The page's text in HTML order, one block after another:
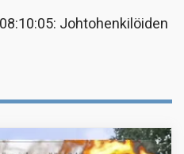
Johtohenkilöiden